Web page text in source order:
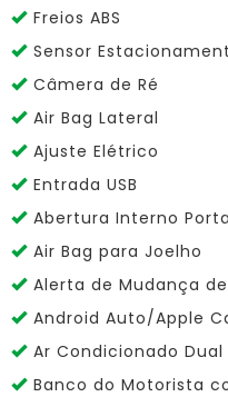
Freios ABS
Sensor
Câmera de Ré
Air Bag Lateral
Ajuste Elétrico
Entrada USB
Abertura Interno
Air Bag para Joelho
Alerta de Mudança de
Android Auto/Apple
Ar Condicionado Dual
Banco do Motorista